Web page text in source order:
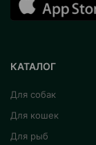
КАТАЛОГ
Для собак
Для кошек
Для рыб